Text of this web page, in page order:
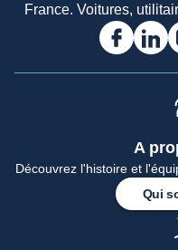
France. Voitures,
A
Découvrez l'histoire et
Qui